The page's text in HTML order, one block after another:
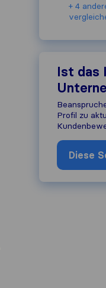
+ 4
Ist das
Profil zu
Diese